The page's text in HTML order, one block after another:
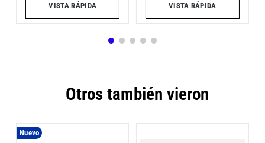
VISTA RÁPIDA VISTA RÁPIDA
Otros también vieron
Nuevo